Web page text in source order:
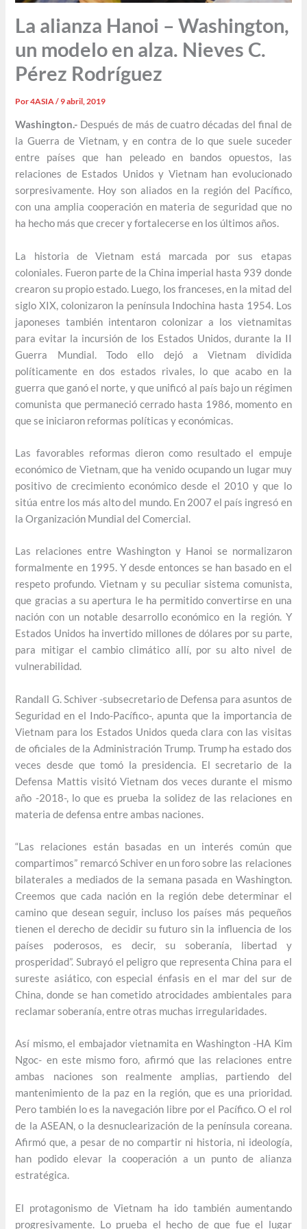
La alianza Hanoi – Washington,
un modelo en alza. Nieves C.
Pérez Rodríguez
Por4ASIA/9 abril, 2019
Washington.- Después de más de cuatro décadas del final de
la Guerra de Vietnam, y en contra de lo que suele suceder
entre países que han peleado en bandos opuestos, las
relaciones de Estados Unidos y Vietnam han evolucionado
sorpresivamente. Hoy son aliados en la región del Pacífico,
con una amplia cooperación en materia de seguridad que no
ha hecho más que crecer y fortalecerse en los últimos años.
La historia de Vietnam está marcada por sus etapas
coloniales. Fueron parte de la China imperial hasta 939 donde
crearon su propio estado. Luego, los franceses, en la mitad del
siglo XIX, colonizaron la península Indochina hasta 1954. Los
japoneses también intentaron colonizar a los vietnamitas
para evitar la incursión de los Estados Unidos, durante la II
Guerra Mundial. Todo ello dejó a Vietnam dividida
políticamente en dos estados rivales, lo que acabo en la
guerra que ganó el norte, y que unificó al país bajo un régimen
comunista que permaneció cerrado hasta 1986, momento en
que se iniciaron reformas políticas y económicas.
Las favorables reformas dieron como resultado el empuje
económico de Vietnam, que ha venido ocupando un lugar muy
positivo de crecimiento económico desde el 2010 y que lo
sitúa entre los más alto del mundo. En 2007 el país ingresó en
la Organización Mundial del Comercial.
Las relaciones entre Washington y Hanoi se normalizaron
formalmente en 1995. Y desde entonces se han basado en el
respeto profundo. Vietnam y su peculiar sistema comunista,
que gracias a su apertura le ha permitido convertirse en una
nación con un notable desarrollo económico en la región. Y
Estados Unidos ha invertido millones de dólares por su parte,
para mitigar el cambio climático allí, por su alto nivel de
vulnerabilidad.
Randall G. Schiver -subsecretario de Defensa para asuntos de
Seguridad en el Indo-Pacífico-, apunta que la importancia de
Vietnam para los Estados Unidos queda clara con las visitas
de oficiales de la Administración Trump. Trump ha estado dos
veces desde que tomó la presidencia. El secretario de la
Defensa Mattis visitó Vietnam dos veces durante el mismo
año -2018-, lo que es prueba la solidez de las relaciones en
materia de defensa entre ambas naciones.
“Las relaciones están basadas en un interés común que
compartimos” remarcó Schiver en un foro sobre las relaciones
bilaterales a mediados de la semana pasada en Washington.
Creemos que cada nación en la región debe determinar el
camino que desean seguir, incluso los países más pequeños
tienen el derecho de decidir su futuro sin la influencia de los
países poderosos, es decir, su soberanía, libertad y
prosperidad”. Subrayó el peligro que representa China para el
sureste asiático, con especial énfasis en el mar del sur de
China, donde se han cometido atrocidades ambientales para
reclamar soberanía, entre otras muchas irregularidades.
Así mismo, el embajador vietnamita en Washington -HA Kim
Ngoc- en este mismo foro, afirmó que las relaciones entre
ambas naciones son realmente amplias, partiendo del
mantenimiento de la paz en la región, que es una prioridad.
Pero también lo es la navegación libre por el Pacífico. O el rol
de la ASEAN, o la desnuclearización de la península coreana.
Afirmó que, a pesar de no compartir ni historia, ni ideología,
han podido elevar la cooperación a un punto de alianza
estratégica.
El protagonismo de Vietnam ha ido también aumentando
progresivamente. Lo prueba el hecho de que fue el lugar